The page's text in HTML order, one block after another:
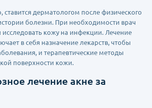
ставится дерматологом после физического
болезни. При необходимости врач
исследовать кожу на инфекции. Лечение
в себя назначение лекарств, чтобы
и терапевтические методы
поверхности кожи.
лечение акне за